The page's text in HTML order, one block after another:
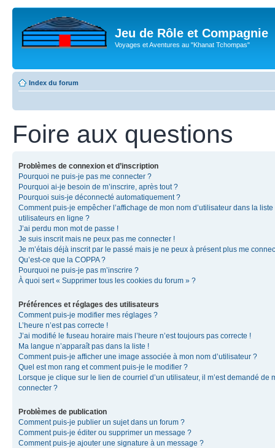
Jeu de Rôle et Compagnie
Voyages et Aventures au "Khanat Tchompas"
Index du forum
Foire aux questions
Problèmes de connexion et d’inscription
Pourquoi ne puis-je pas me connecter ?
Pourquoi ai-je besoin de m’inscrire, après tout ?
Pourquoi suis-je déconnecté automatiquement ?
Comment puis-je empêcher l’affichage de mon nom d’utilisateur dans la liste
utilisateurs en ligne ?
J’ai perdu mon mot de passe !
Je suis inscrit mais ne peux pas me connecter !
Je m’étais déjà inscrit par le passé mais je ne peux à présent plus me
Qu’est-ce que la COPPA ?
Pourquoi ne puis-je pas m’inscrire ?
À quoi sert « Supprimer tous les cookies du forum » ?
Préférences et réglages des utilisateurs
Comment puis-je modifier mes réglages ?
L’heure n’est pas correcte !
J’ai modifié le fuseau horaire mais l’heure n’est toujours pas correcte !
Ma langue n’apparaît pas dans la liste !
Comment puis-je afficher une image associée à mon nom d’utilisateur ?
Quel est mon rang et comment puis-je le modifier ?
Lorsque je clique sur le lien de courriel d’un utilisateur, il m’est demandé de
connecter ?
Problèmes de publication
Comment puis-je publier un sujet dans un forum ?
Comment puis-je éditer ou supprimer un message ?
Comment puis-je ajouter une signature à un message ?